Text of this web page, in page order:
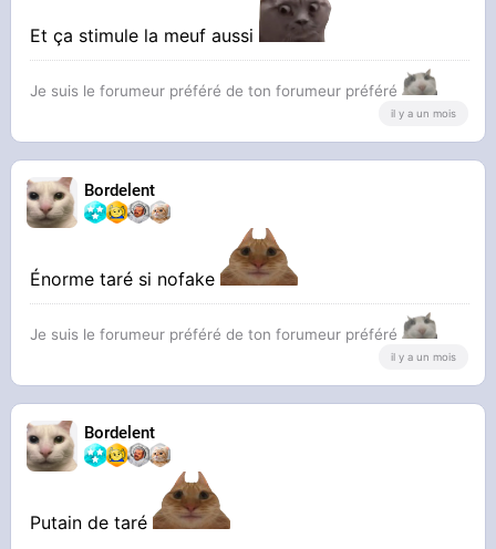
Et ça stimule la meuf aussi
Je suis le forumeur préféré de ton forumeur préféré
il y a un mois
Bordelent
Énorme taré si nofake
Je suis le forumeur préféré de ton forumeur préféré
il y a un mois
Bordelent
Putain de taré